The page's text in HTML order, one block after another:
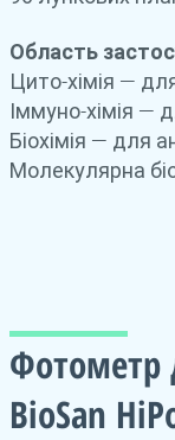
Область
Цито-хімія —
Іммуно-хімія —
Біохімія — для
Молекулярна
Фотометр
BioSan